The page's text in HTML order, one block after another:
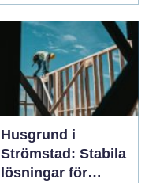
Husgrund i
Strömstad: Stabila
lösningar för